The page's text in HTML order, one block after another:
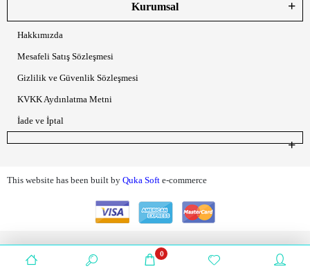
Kurumsal
Hakkımızda
Mesafeli Satış Sözleşmesi
Gizlilik ve Güvenlik Sözleşmesi
KVKK Aydınlatma Metni
İade ve İptal
This website has been built by Quka Soft e-commerce
0